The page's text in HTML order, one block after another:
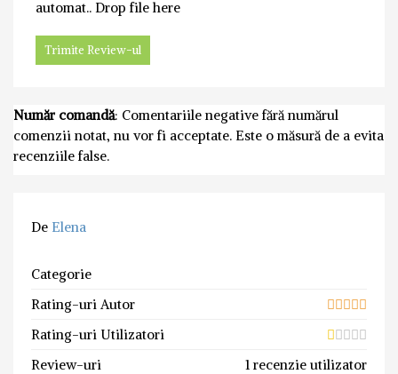
automat.. Drop file here
Număr comandă: Comentariile negative fără numărul
comenzii notat, nu vor fi acceptate. Este o măsură de a evita
recenziile false.
De Elena
Categorie
Rating-uri Autor
Rating-uri Utilizatori
Review-uri
1 recenzie utilizator